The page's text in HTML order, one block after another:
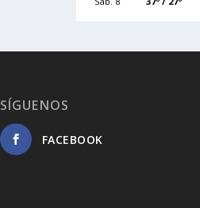
SÍGUENOS
FACEBOOK